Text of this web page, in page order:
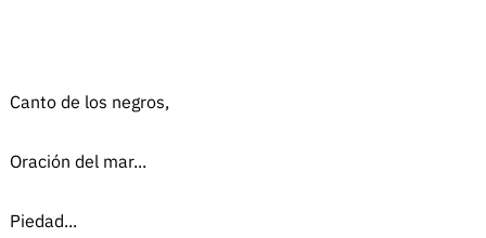
Canto de los negros,
Oración del mar...
Piedad...